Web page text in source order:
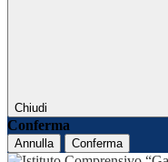
Chiudi
Conferma
Annulla Conferma